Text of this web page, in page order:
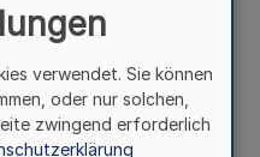
verwendet. Sie können
oder nur solchen,
zwingend erforderlich